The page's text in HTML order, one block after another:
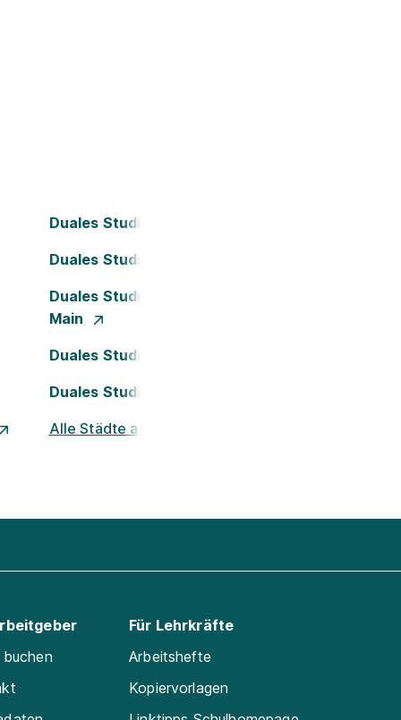
Duales Studium Bielefeld
Duales Studium Darmstadt
Duales Studium Frankfurt am
Main
Duales Studium Köln
Duales Studium Nürnberg
Alle Städte ansehen
Für Lehrkräfte
Arbeitshefte
Kopiervorlagen